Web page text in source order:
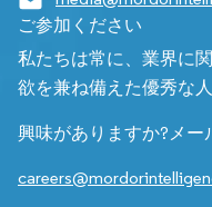
ご参加ください
私たちは常に、業界に
欲を兼ね備えた優秀な
興味がありますか?メー